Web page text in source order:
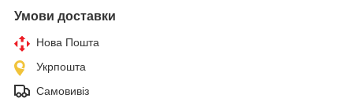
Умови доставки
Нова Пошта
Укрпошта
Самовивіз